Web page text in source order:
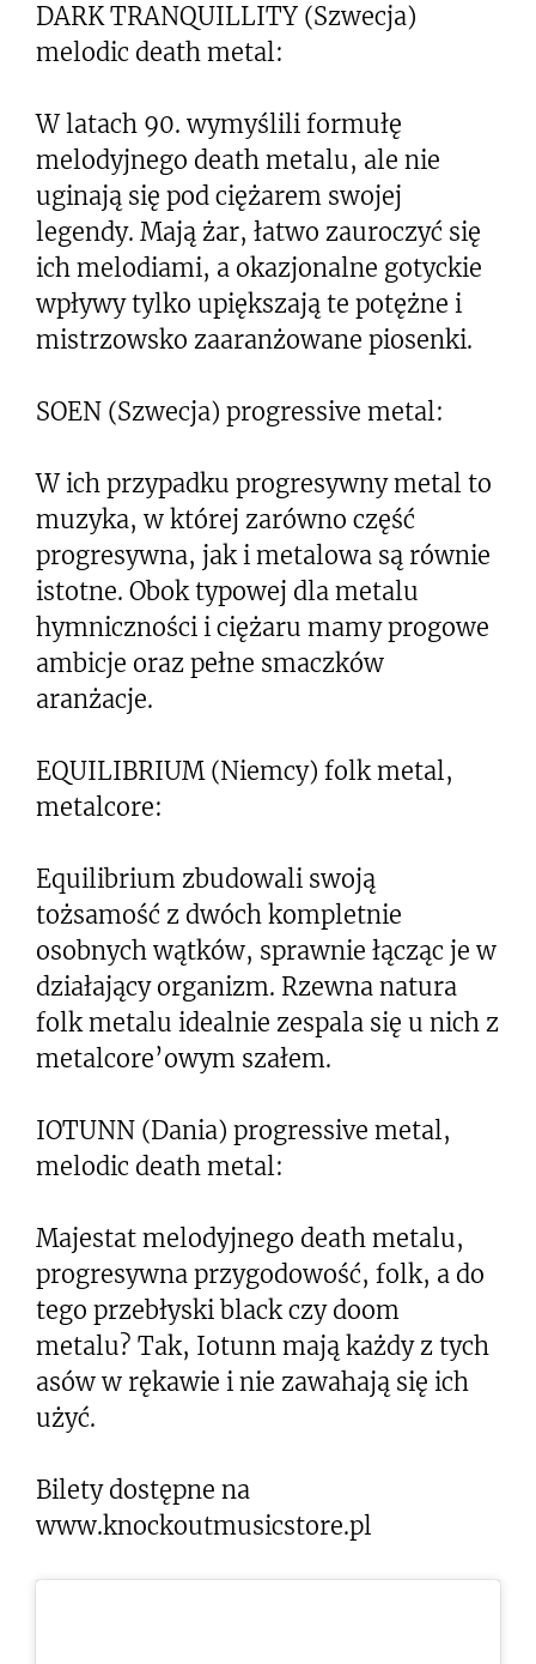
DARK TRANQUILLITY (Szwecja)
melodic death metal:
W latach 90. wymyślili formułę
melodyjnego death metalu, ale nie
uginają się pod ciężarem swojej
legendy. Mają żar, łatwo zauroczyć się
ich melodiami, a okazjonalne gotyckie
wpływy tylko upiększają te potężne i
mistrzowsko zaaranżowane piosenki.
SOEN (Szwecja) progressive metal:
W ich przypadku progresywny metal to
muzyka, w której zarówno część
progresywna, jak i metalowa są równie
istotne. Obok typowej dla metalu
hymniczności i ciężaru mamy progowe
ambicje oraz pełne smaczków
aranżacje.
EQUILIBRIUM (Niemcy) folk metal,
metalcore:
Equilibrium zbudowali swoją
tożsamość z dwóch kompletnie
osobnych wątków, sprawnie łącząc je w
działający organizm. Rzewna natura
folk metalu idealnie zespala się u nich z
metalcore’owym szałem.
IOTUNN (Dania) progressive metal,
melodic death metal:
Majestat melodyjnego death metalu,
progresywna przygodowość, folk, a do
tego przebłyski black czy doom
metalu? Tak, Iotunn mają każdy z tych
asów w rękawie i nie zawahają się ich
użyć.
Bilety dostępne na
www.knockoutmusicstore.pl